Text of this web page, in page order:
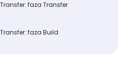
faza Transfer
faza Build